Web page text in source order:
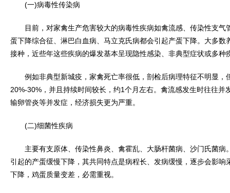
(一)病毒性传染病
目前，对家禽生产危害较大的病毒性疾病如禽流感、传染性支气
蛋下降综合征、淋巴白血病、马立克氏病都会引起产蛋下降。大多数
接种，近些年这些疾病的爆发基本呈现隐性感染、非典型症状或多种
例如非典型新城疫，家禽死亡率很低，剖检后病理特征不明显，
20%-30%，并且持续时间较长，约1个月左右。禽流感发生时往往并
输卵管炎等并发症，经济损失更为严重。
(二)细菌性疾病
主要有支原体、传染性鼻炎、禽霍乱、大肠杆菌病、沙门氏菌病
引起的产蛋缓慢下降，其共同特点是病程长、发病缓慢，逐步会影
下降，鸡蛋质量变差，必需重视。